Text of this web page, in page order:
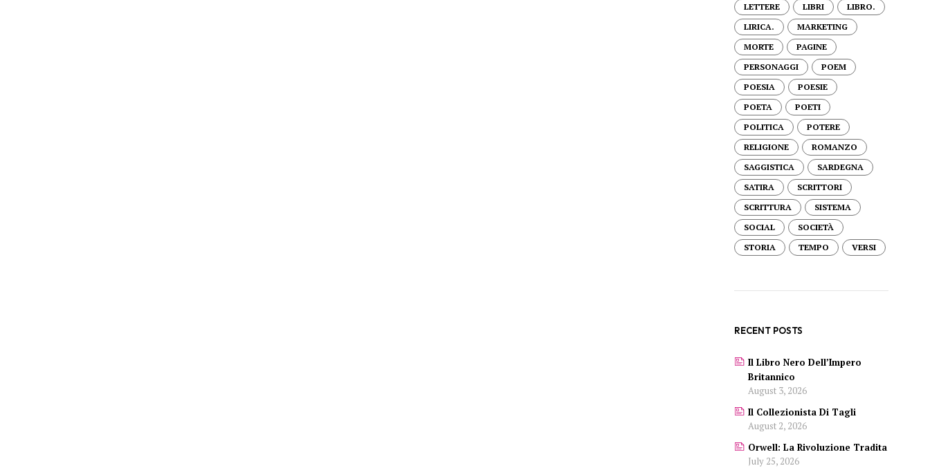
LETTERE
LIBRI
LIBRO.
LIRICA.
MARKETING
MORTE
PAGINE
PERSONAGGI
POEM
POESIA
POESIE
POETA
POETI
POLITICA
POTERE
RELIGIONE
ROMANZO
SAGGISTICA
SARDEGNA
SATIRA
SCRITTORI
SCRITTURA
SISTEMA
SOCIAL
SOCIETÀ
STORIA
TEMPO VERSI
RECENT POSTS
Il Libro Nero Dell’Impero
Britannico
August 3, 2026
Il Collezionista Di Tagli
August 2, 2026
Orwell: La Rivoluzione Tradita
July 25, 2026